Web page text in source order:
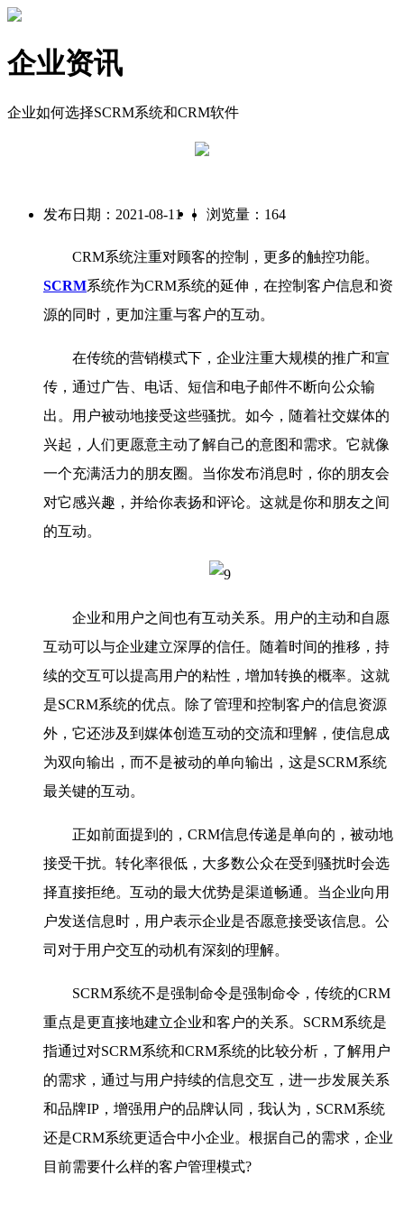
企业资讯
企业如何选择SCRM系统和CRM软件
发布日期：2021-08-11 | 浏览量：164
CRM系统注重对顾客的控制，更多的触控功能。
SCRM系统作为CRM系统的延伸，在控制客户信息和资
源的同时，更加注重与客户的互动。
在传统的营销模式下，企业注重大规模的推广和宣
传，通过广告、电话、短信和电子邮件不断向公众输
出。用户被动地接受这些骚扰。如今，随着社交媒体的
兴起，人们更愿意主动了解自己的意图和需求。它就像
一个充满活力的朋友圈。当你发布消息时，你的朋友会
对它感兴趣，并给你表扬和评论。这就是你和朋友之间
的互动。
企业和用户之间也有互动关系。用户的主动和自愿
互动可以与企业建立深厚的信任。随着时间的推移，持
续的交互可以提高用户的粘性，增加转换的概率。这就
是SCRM系统的优点。除了管理和控制客户的信息资源
外，它还涉及到媒体创造互动的交流和理解，使信息成
为双向输出，而不是被动的单向输出，这是SCRM系统
最关键的互动。
正如前面提到的，CRM信息传递是单向的，被动地
接受干扰。转化率很低，大多数公众在受到骚扰时会选
择直接拒绝。互动的最大优势是渠道畅通。当企业向用
户发送信息时，用户表示企业是否愿意接受该信息。公
司对于用户交互的动机有深刻的理解。
SCRM系统不是强制命令是强制命令，传统的CRM
重点是更直接地建立企业和客户的关系。SCRM系统是
指通过对SCRM系统和CRM系统的比较分析，了解用户
的需求，通过与用户持续的信息交互，进一步发展关系
和品牌IP，增强用户的品牌认同，我认为，SCRM系统
还是CRM系统更适合中小企业。根据自己的需求，企业
目前需要什么样的客户管理模式?